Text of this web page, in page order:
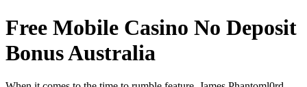
Free Mobile Casino No Deposit
Bonus Australia